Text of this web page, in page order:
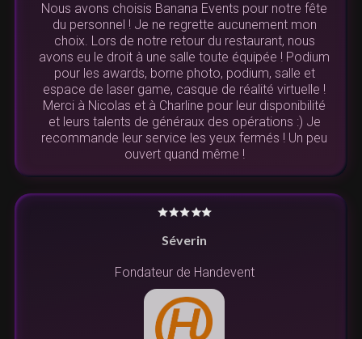
Nous avons choisis Banana Events pour notre fête
du personnel ! Je ne regrette aucunement mon
choix. Lors de notre retour du restaurant, nous
avons eu le droit à une salle toute équipée ! Podium
pour les awards, borne photo, podium, salle et
espace de laser game, casque de réalité virtuelle !
Merci à Nicolas et à Charline pour leur disponibilité
et leurs talents de généraux des opérations :) Je
recommande leur service les yeux fermés ! Un peu
ouvert quand même !
Séverin
Fondateur de Handevent